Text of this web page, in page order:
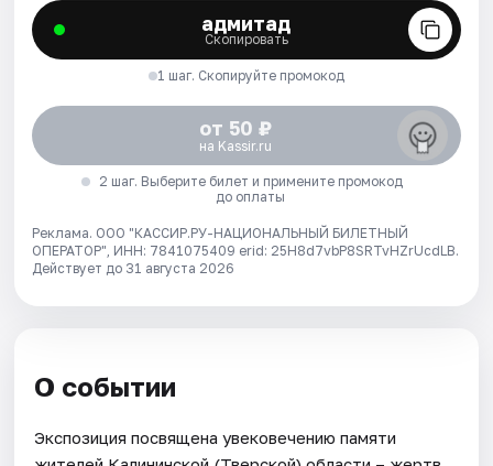
адмитад
Скопировать
1 шаг. Скопируйте промокод
от 50 ₽
на Kassir.ru
2 шаг. Выберите билет и примените промокод
до оплаты
Реклама. ООО "КАССИР.РУ-НАЦИОНАЛЬНЫЙ БИЛЕТНЫЙ
ОПЕРАТОР", ИНН: 7841075409 erid: 25H8d7vbP8SRTvHZrUcdLB.
Действует до 31 августа 2026
О событии
Экспозиция посвящена увековечению памяти